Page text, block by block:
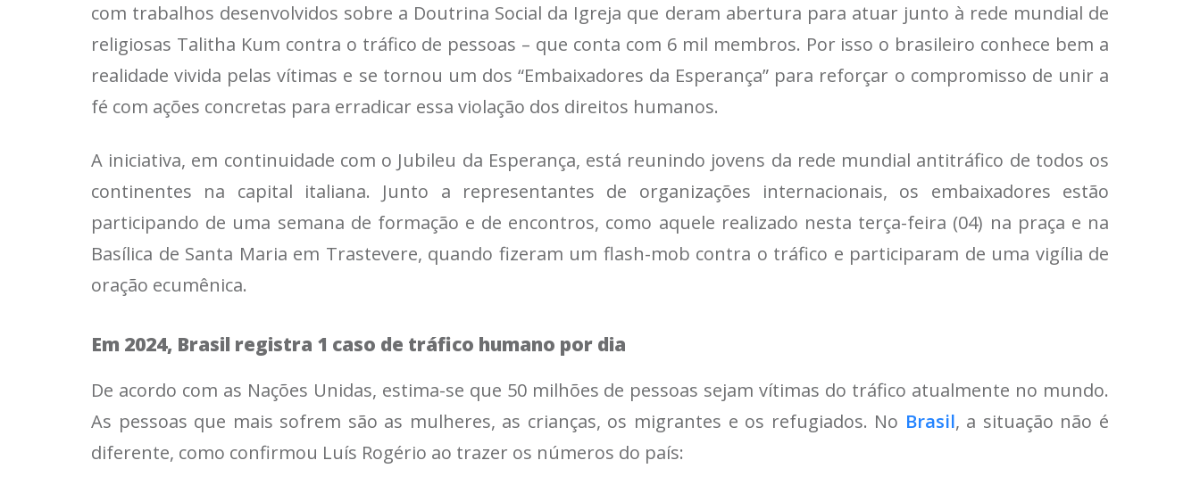
com trabalhos desenvolvidos sobre a Doutrina Social da Igreja que deram abertura para atuar junto à rede mundial de
religiosas Talitha Kum contra o tráfico de pessoas – que conta com 6 mil membros. Por isso o brasileiro conhece bem a
realidade vivida pelas vítimas e se tornou um dos “Embaixadores da Esperança” para reforçar o compromisso de unir a
fé com ações concretas para erradicar essa violação dos direitos humanos.
A iniciativa, em continuidade com o Jubileu da Esperança, está reunindo jovens da rede mundial antitráfico de todos os
continentes na capital italiana. Junto a representantes de organizações internacionais, os embaixadores estão
participando de uma semana de formação e de encontros, como aquele realizado nesta terça-feira (04) na praça e na
Basílica de Santa Maria em Trastevere, quando fizeram um flash-mob contra o tráfico e participaram de uma vigília de
oração ecumênica.
Em 2024, Brasil registra 1 caso de tráfico humano por dia
De acordo com as Nações Unidas, estima-se que 50 milhões de pessoas sejam vítimas do tráfico atualmente no mundo.
As pessoas que mais sofrem são as mulheres, as crianças, os migrantes e os refugiados. No Brasil, a situação não é
diferente, como confirmou Luís Rogério ao trazer os números do país: